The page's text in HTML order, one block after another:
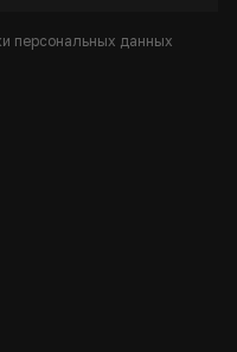
персональных данных